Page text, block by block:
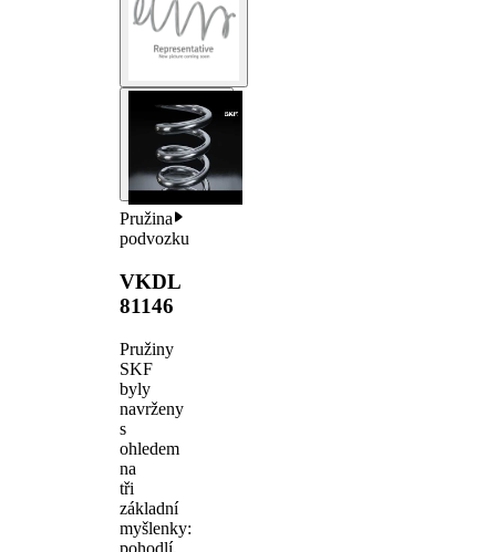
Pružina
podvozku
VKDL
81146
Pružiny
SKF
byly
navrženy
s
ohledem
na
tři
základní
myšlenky:
pohodlí,